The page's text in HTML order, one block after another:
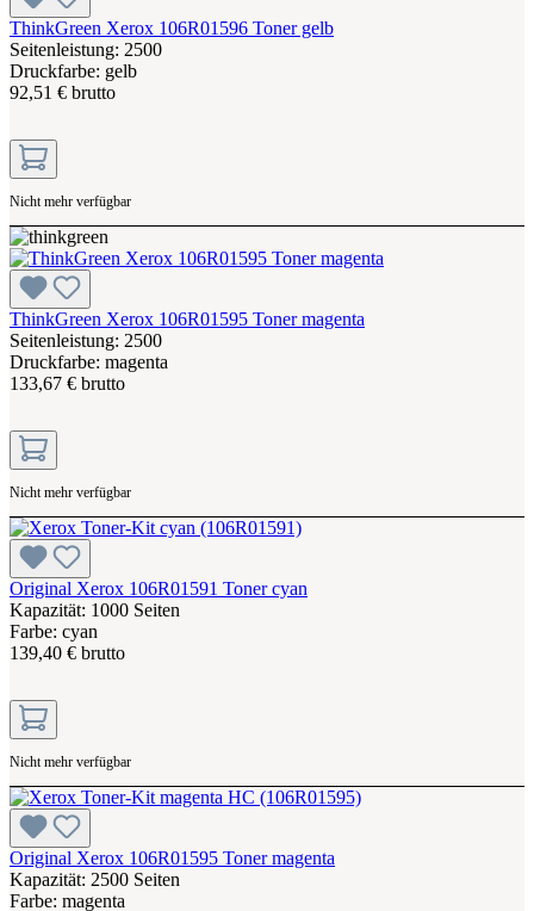
ThinkGreen Xerox 106R01596 Toner gelb
Seitenleistung: 2500
Druckfarbe: gelb
92,51 € brutto
Nicht mehr verfügbar
ThinkGreen Xerox 106R01595 Toner magenta
Seitenleistung: 2500
Druckfarbe: magenta
133,67 € brutto
Nicht mehr verfügbar
Original Xerox 106R01591 Toner cyan
Kapazität: 1000 Seiten
Farbe: cyan
139,40 € brutto
Nicht mehr verfügbar
Original Xerox 106R01595 Toner magenta
Kapazität: 2500 Seiten
Farbe: magenta